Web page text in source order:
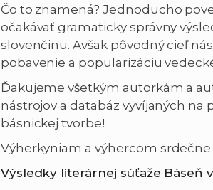
Čo to znamená? Jednoducho
očakávať gramaticky správny
slovenčinu. Avšak pôvodný cieľ
pobavenie a popularizáciu
Ďakujeme všetkým autorkám a
nástrojov a databáz vyvíjaných na
básnickej tvorbe!
Výherkyniam a výhercom
Výsledky literárnej súťaže Báseň